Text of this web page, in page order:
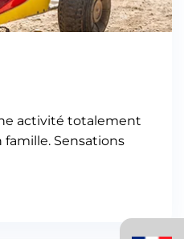
activité totalement
Sensations